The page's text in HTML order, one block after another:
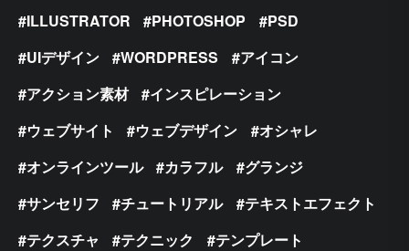
ILLUSTRATOR
PHOTOSHOP
PSD
UIデザイン
WORDPRESS
アイコン
アクション素材
インスピレーション
ウェブサイト
ウェブデザイン
オシャレ
オンラインツール
カラフル
グランジ
サンセリフ
チュートリアル
テキストエフェクト
テクスチャ
テクニック
テンプレート